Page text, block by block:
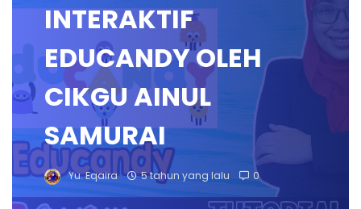
INTERAKTIF
EDUCANDY OLEH
CIKGU AINUL
SAMURAI
Yu. Eqaira 5 tahun yang lalu 0